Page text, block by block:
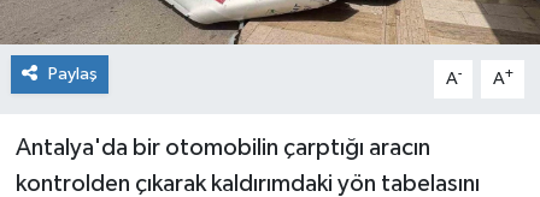
Paylaş A- A+
Antalya'da bir otomobilin çarptığı aracın
kontrolden çıkarak kaldırımdaki yön tabelasını